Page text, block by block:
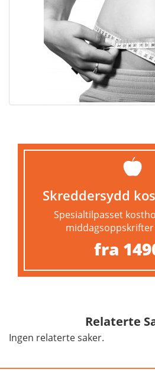
Skreddersydd
Spesialtilpasset
fra
Relaterte
Ingen relaterte saker.